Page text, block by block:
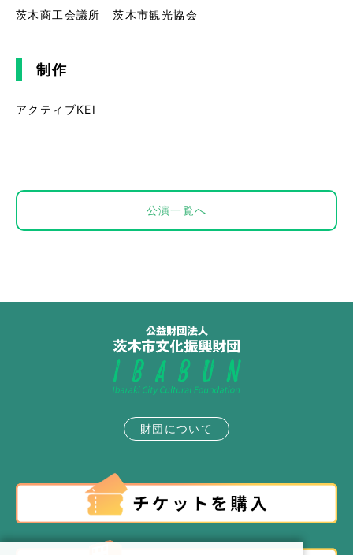
茨木商工会議所 茨木市観光協会
制作
アクティブKEI
公演一覧へ
財団について